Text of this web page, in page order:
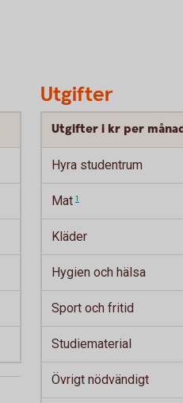
Utgifter
Utgifter i kr per
Hyra studentrum
Mat 1
Kläder
Hygien och hälsa
Sport och fritid
Studiematerial
Övrigt nödvändigt